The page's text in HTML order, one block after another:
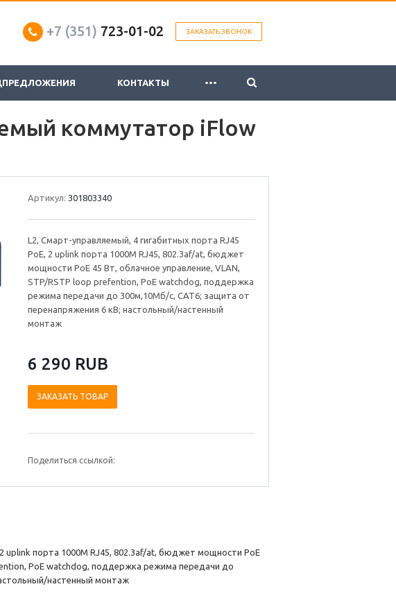
ЗАКАЗАТЬ ЗВОНОК
+7 (351) 723-01-02
КОНТАКТЫ ...
коммутатор iFlow
Артикул: 301803340
L2, Смарт-управляемый, 4 гигабитных порта RJ45
PoE, 2 uplink порта 1000М RJ45, 802.3af/at, бюджет
мощности PoE 45 Вт, облачное управление, VLAN,
STP/RSTP loop prefention, PoE watchdog, поддержка
режима передачи до 300м,10Мб/с, CAT6; защита от
перенапряжения 6 кВ; настольный/настенный
монтаж
6 290 RUB
ЗАКАЗАТЬ ТОВАР
Поделиться ссылкой:
uplink порта 1000М RJ45, 802.3af/at, бюджет мощности PoE
PoE watchdog, поддержка режима передачи до
настенный монтаж